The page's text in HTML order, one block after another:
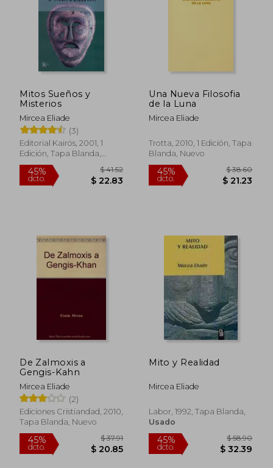
45%
dcto. dcto.
Mitos Sueños y
Misterios
Mircea Eliade
(3)
Editorial Kairós, 2001, 1
Edición, Tapa Blanda,
Nuevo
Una Nueva Filosofia
de la Luna
Mircea Eliade
Trotta, 2010, 1 Edición, Tapa
Blanda, Nuevo
De Zalmoxis a
Gengis-Kahn
Mircea Eliade
(2)
Ediciones Cristiandad, 2010,
Tapa Blanda, Nuevo
Mito y Realidad
Mircea Eliade
Labor, 1992, Tapa Blanda,
Usado